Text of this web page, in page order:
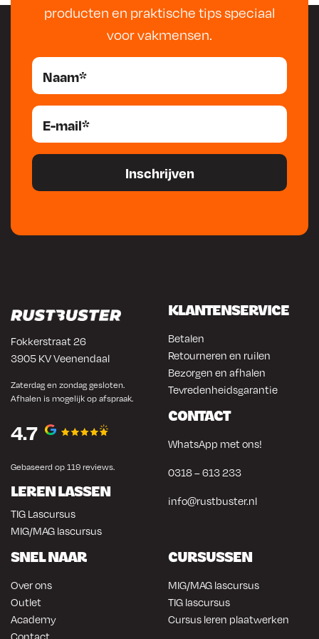
producten en praktische tips speciaal
voor vakmensen.
Fokkerstraat 26
3905 KV Veenendaal
Zaterdag en zondag gesloten.
Afhalen is mogelijk op afspraak.
4.7
Gebaseerd op 119 reviews.
LEREN LASSEN
TIG Lascursus
MIG/MAG lascursus
KLANTENSERVICE
Betalen
Retourneren en ruilen
Bezorgen en afhalen
Tevredenheidsgarantie
CONTACT
WhatsApp met ons!
0318 – 613 233
info@rustbuster.nl
SNEL NAAR
Over ons
Outlet
Academy
Contact
CURSUSSEN
MIG/MAG lascursus
TIG lascursus
Cursus leren plaatwerken